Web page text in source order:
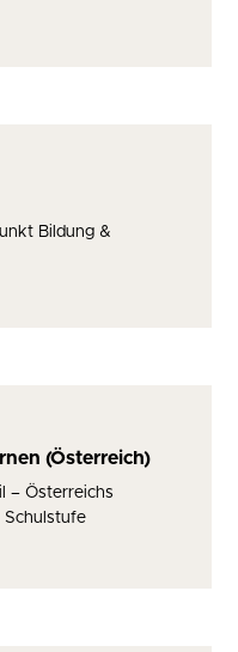
Bildung &
(Österreich)
– Österreichs
Schulstufe